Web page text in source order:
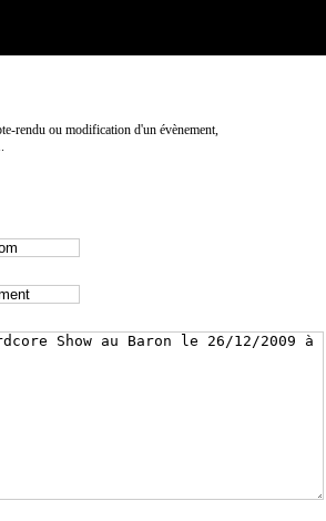
rendu ou modification d'un évènement,